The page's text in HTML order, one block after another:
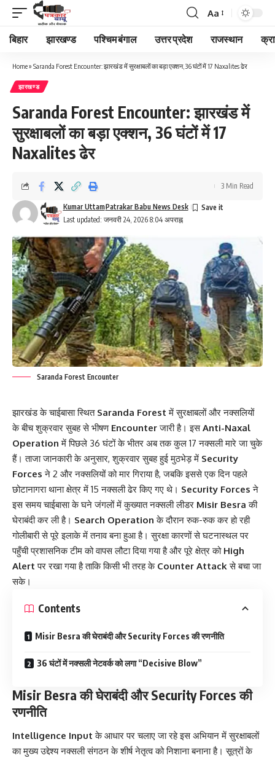
Font
Resizer
Aa
बिहार झारखण्ड पश्चिम बंगाल उत्तर प्रदेश राजस्थान
Home» Saranda Forest Encounter: झारखंड में सुरक्षाबलों का बड़ा एक्शन, 36 घंटों में 17 Naxalites ढेर
झारखण्ड
Saranda Forest Encounter: झारखंड में
सुरक्षाबलों का बड़ा एक्शन, 36 घंटों में 17
Naxalites ढेर
Last updated: जनवरी 24, 2026 8:04 अपराह्न
Kumar UttamPatrakar Babu News Desk
3 Min Read
Saranda Forest Encounter
झारखंड के चाईबासा स्थित Saranda Forest में सुरक्षाबलों और नक्सलियों
के बीच शुक्रवार सुबह से भीषण Encounterजारी है। इसAnti-Naxal
Operation में पिछले 36 घंटों के भीतर अब तक कुल 17 नक्सली मारे जा चुके
हैं। ताजा जानकारी के अनुसार, शुक्रवार सुबह हुई मुठभेड़ में Security
Forces ने 2 और नक्सलियों को मार गिराया है, जबकि इससे एक दिन पहले
छोटानागरा थाना क्षेत्र में 15 नक्सली ढेर किए गए थे। Security Forces ने
इस समय चाईबासा के घने जंगलों में कुख्यात नक्सली लीडर Misir Besra की
घेराबंदी कर ली है। Search Operation के दौरान रुक-रुक कर हो रही
गोलीबारी से पूरे इलाके में तनाव बना हुआ है। सुरक्षा कारणों से घटनास्थल पर
पहुँची प्रशासनिक टीम को वापस लौटा दिया गया है और पूरे क्षेत्र को High
Alert पर रखा गया है ताकि किसी भी तरह के Counter Attackसे बचा जा
सके।
Contents
Misir Besra की घेराबंदी और Security Forces की रणनीति
36 घंटों में नक्सली नेटवर्क को लगा “Decisive Blow”
Misir Besra की घेराबंदी और Security Forces की
रणनीति
Intelligence Input के आधार पर चलाए जा रहे इस अभियान में सुरक्षाबलों
का मुख्य उद्देश्य नक्सली संगठन के शीर्ष नेतृत्व को निशाना बनाना है। सूत्रों के